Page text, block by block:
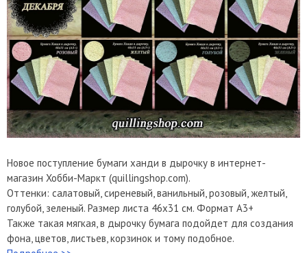
Новое поступление бумаги ханди в дырочку в интернет-
магазин Хобби-Маркт (quillingshop.com).
Оттенки: салатовый, сиреневый, ванильный, розовый, желтый,
голубой, зеленый. Размер листа 46х31 см. Формат А3+
Также такая мягкая, в дырочку бумага подойдет для создания
фона, цветов, листьев, корзинок и тому подобное.